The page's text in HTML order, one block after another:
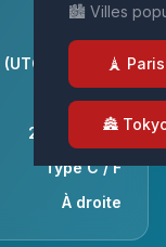
🏙️ Villes
🗼 Paris
🏯
(UTC+2 en été)
+31
230v / 50Hz
Type C / F
À droite